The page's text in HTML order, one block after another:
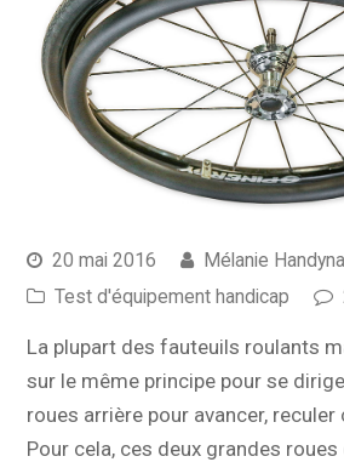
20 mai 2016
Mélanie
Test d'équipement handicap
La plupart des fauteuils roulants
sur le même principe pour se
roues arrière pour avancer, reculer
Pour cela, ces deux grandes